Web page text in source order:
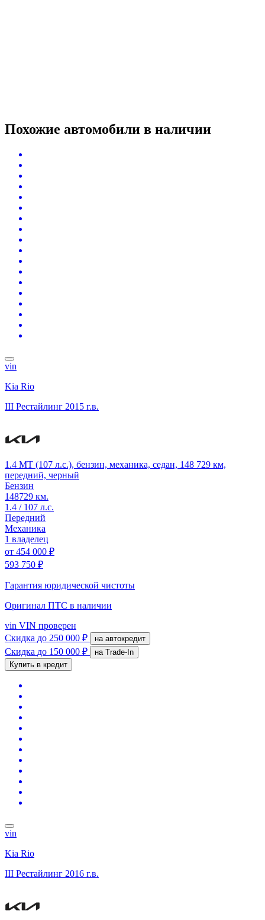
Похожие автомобили в наличии
vin
Kia Rio
III Рестайлинг 2015 г.в.
1.4 MT (107 л.с.), бензин, механика, седан, 148 729 км,
передний, черный
Бензин
148729 км.
1.4 / 107 л.с.
Передний
Механика
1 владелец
от 454 000 ₽
593 750 ₽
Гарантия юридической чистоты
Оригинал ПТС в наличии
vin VIN проверен
Скидка до 250 000 ₽ на автокредит
Скидка до 150 000 ₽
на Trade-In
Купить в кредит
vin
Kia Rio
III Рестайлинг 2016 г.в.